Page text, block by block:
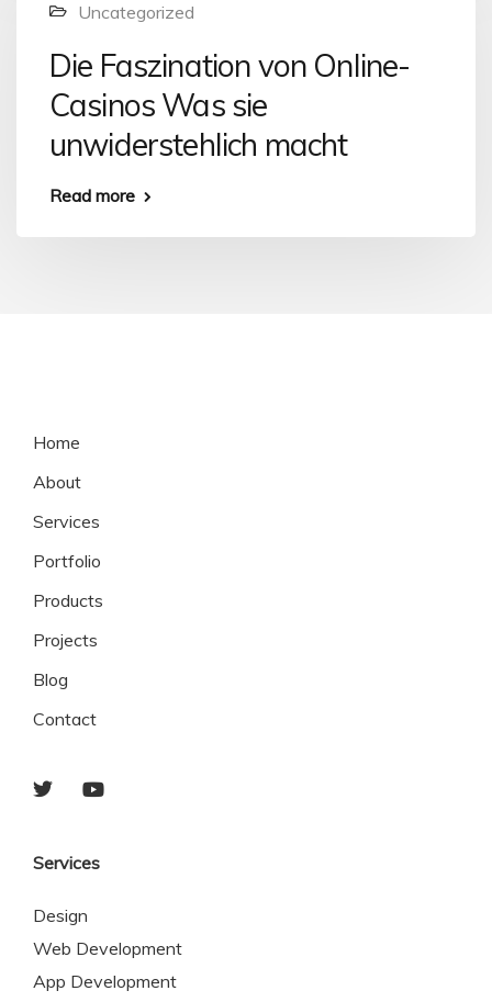
Uncategorized
Die Faszination von Online-
Casinos Was sie
unwiderstehlich macht
Read more
Home
About
Services
Portfolio
Products
Projects
Blog
Contact
Services
Design
Web Development
App Development